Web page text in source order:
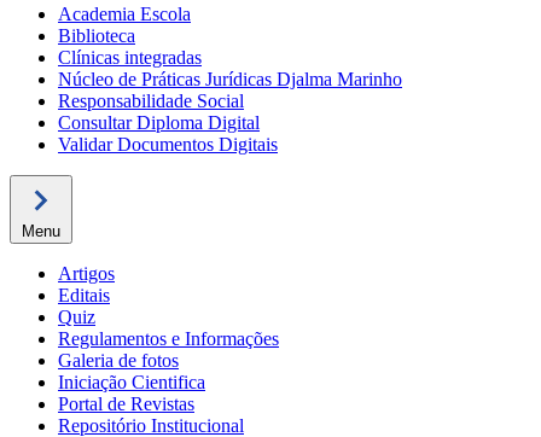
Academia Escola
Biblioteca
Clínicas integradas
Núcleo de Práticas Jurídicas Djalma Marinho
Responsabilidade Social
Consultar Diploma Digital
Validar Documentos Digitais
Menu
Artigos
Editais
Quiz
Regulamentos e Informações
Galeria de fotos
Iniciação Cientifica
Portal de Revistas
Repositório Institucional